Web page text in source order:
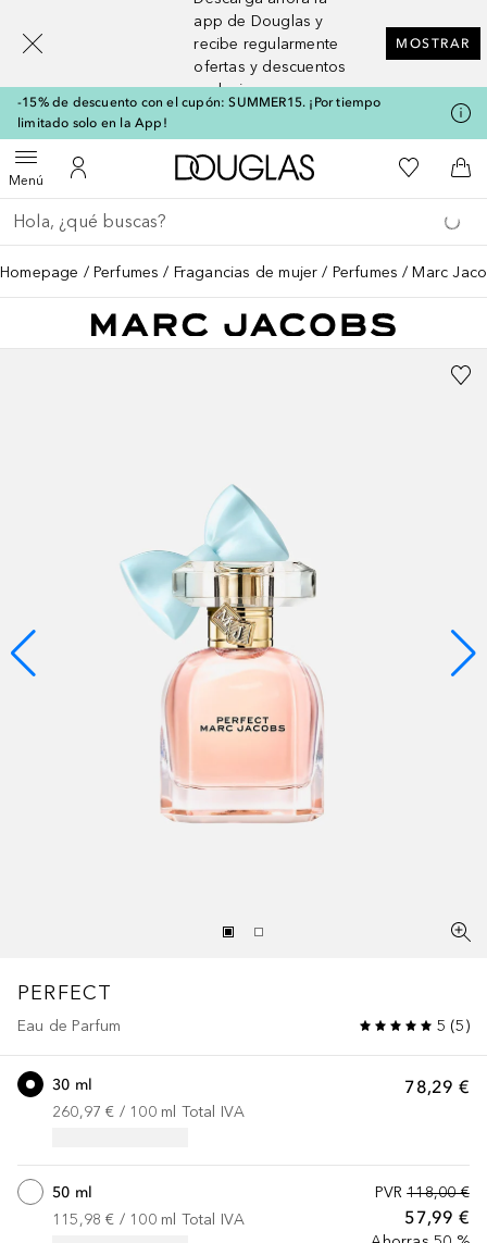
app de Douglas y
recibe regularmente
ofertas y descuentos
exclusivos
MOSTRAR
-15% de descuento con el cupón: SUMMER15. ¡Por tiempo
limitado solo en la App!
MenúAbrir menúMi cuenta
A Douglas HomeMi lista de
A
Regresar
Ejecutar búsqueda
Homepage Perfumes Fragancias de mujer Perfumes Marc
PERFECT
Eau de Parfum 5 (5)
78,29 €
30 ml
260,97 € / 100 ml Total IVA
PVR 118,00 €
57,99 €
50 ml
115,98 € / 100 ml Total IVA
[navigation.slideout.screenreader]